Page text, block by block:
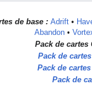
de base : Adrift •
Abandon •
Pack de cartes
Pack de
Pack de
Pack de